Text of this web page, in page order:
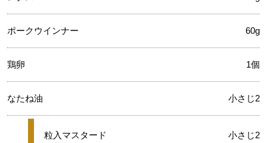
ポークウインナー 60g
鶏卵 1個
なたね油 小さじ2
★
粒入マスタード 小さじ2